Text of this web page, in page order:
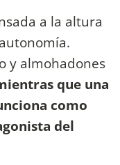
a la altura
y almohadones
que una
como
del